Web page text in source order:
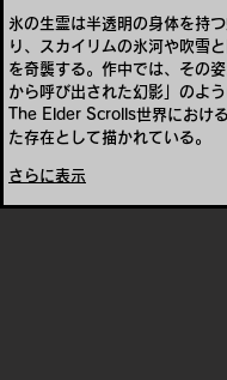
氷の生霊は半透明の身体を持
り、スカイリムの氷河や吹雪
を奇襲する。作中では、その
から呼び出された幻影」のよう
The Elder Scrolls世界におけ
た存在として描かれている。
さらに表示